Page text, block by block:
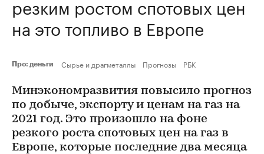
резким ростом спотовых цен
на это топливо в Европе
Про: деньги Сырье и драгметаллы Прогнозы РБК
Минэкономразвития повысило прогноз
по добыче, экспорту и ценам на газ на
2021 год. Это произошло на фоне
резкого роста спотовых цен на газ в
Европе, которые последние два месяца